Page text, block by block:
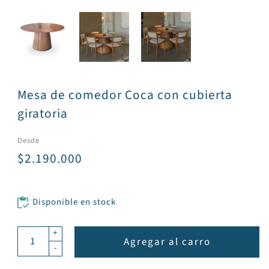
Mesa de comedor Coca con cubierta
giratoria
Desde
$2.190.000
Disponible en stock
+
-
Agregar al carro